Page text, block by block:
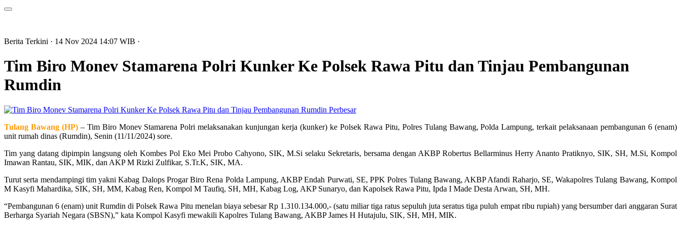
Berita Terkini · 14 Nov 2024 14:07 WIB ·
Tim Biro Monev Stamarena Polri Kunker Ke Polsek Rawa Pitu dan Tinjau Pembangunan
Rumdin
Perbesar
Tulang Bawang (HP)– Tim Biro Monev Stamarena Polri melaksanakan kunjungan kerja (kunker) ke Polsek Rawa Pitu, Polres Tulang Bawang, Polda Lampung, terkait pelaksanaan pembangunan 6 (enam)
unit rumah dinas (Rumdin), Senin (11/11/2024) sore.
Tim yang datang dipimpin langsung oleh Kombes Pol Eko Mei Probo Cahyono, SIK, M.Si selaku Sekretaris, bersama dengan AKBP Robertus Bellarminus Herry Ananto Pratiknyo, SIK, SH, M.Si, Kompol
Imawan Rantau, SIK, MIK, dan AKP M Rizki Zulfikar, S.Tr.K, SIK, MA.
Turut serta mendampingi tim yakni Kabag Dalops Progar Biro Rena Polda Lampung, AKBP Endah Purwati, SE, PPK Polres Tulang Bawang, AKBP Afandi Raharjo, SE, Wakapolres Tulang Bawang, Kompol
M Kasyfi Mahardika, SIK, SH, MM, Kabag Ren, Kompol M Taufiq, SH, MH, Kabag Log, AKP Sunaryo, dan Kapolsek Rawa Pitu, Ipda I Made Desta Arwan, SH, MH.
“Pembangunan 6 (enam) unit Rumdin di Polsek Rawa Pitu menelan biaya sebesar Rp 1.310.134.000,- (satu miliar tiga ratus sepuluh juta seratus tiga puluh empat ribu rupiah) yang bersumber dari anggaran Surat
Berharga Syariah Negara (SBSN),” kata Kompol Kasyfi mewakili Kapolres Tulang Bawang, AKBP James H Hutajulu, SIK, SH, MH, MIK.